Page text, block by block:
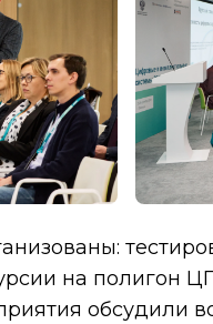
на полигон
обсудили